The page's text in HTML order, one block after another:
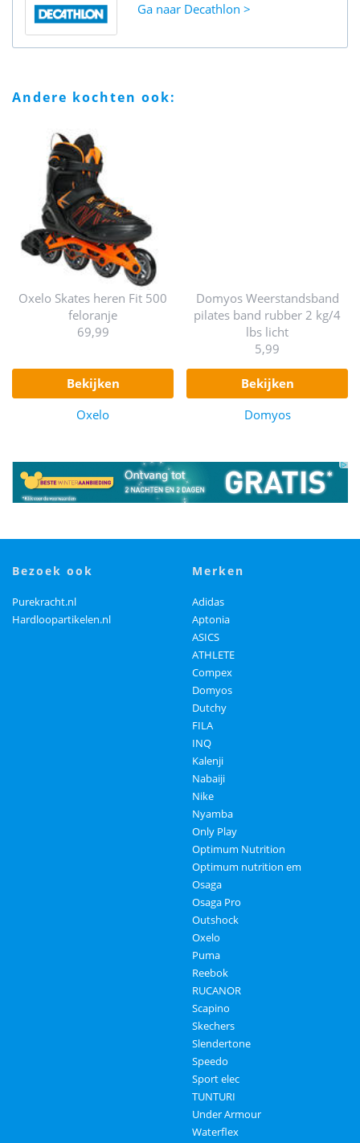
Ga naar Decathlon
andere kochten ook:
Oxelo Skates heren Fit 500
feloranje
69,99
bekijken
Oxelo
Domyos Weerstandsband
pilates band rubber 2 kg/4
lbs licht
5,99
bekijken
Domyos
bezoek ook
Purekracht.nl
Hardloopartikelen.nl
merken
Adidas
Aptonia
ASICS
ATHLETE
Compex
Domyos
Dutchy
FILA
INQ
Kalenji
Nabaiji
Nike
Nyamba
Only Play
Optimum Nutrition
Optimum nutrition em
Osaga
Osaga Pro
Outshock
Oxelo
Puma
Reebok
RUCANOR
Scapino
Skechers
Slendertone
Speedo
Sport elec
TUNTURI
Under Armour
Waterflex